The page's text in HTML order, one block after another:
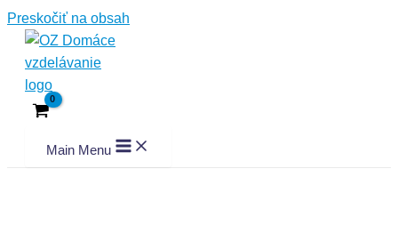
Preskočiť na obsah
Main Menu